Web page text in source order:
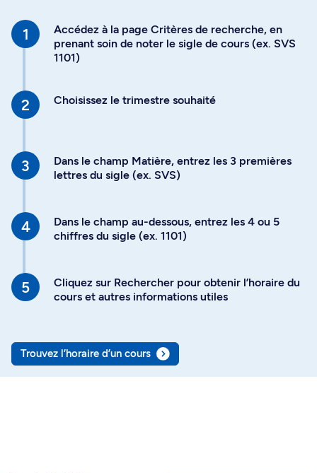
Accédez à la page Critères de recherche, en
prenant soin de noter le sigle de cours (ex. SVS
1101)
Choisissez le trimestre souhaité
Dans le champ Matière, entrez les 3 premières
lettres du sigle (ex. SVS)
Dans le champ au-dessous, entrez les 4 ou 5
chiffres du sigle (ex. 1101)
Cliquez sur Rechercher pour obtenir l’horaire du
cours et autres informations utiles
Trouvez l’horaire d’un cours